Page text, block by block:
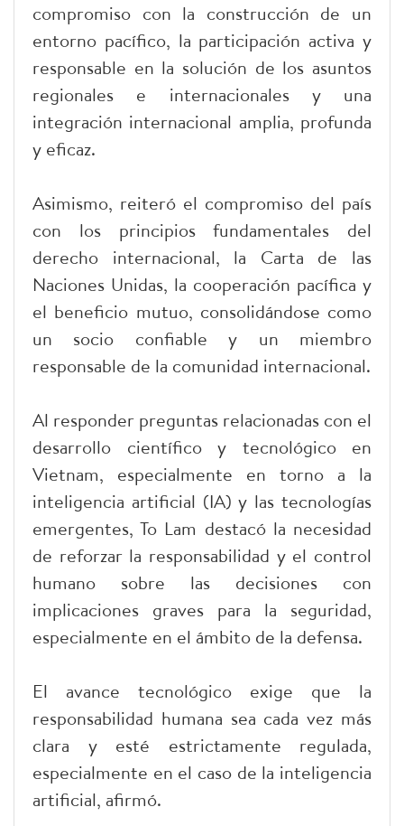
compromiso con la construcción de un
entorno pacífico, la participación activa y
responsable en la solución de los asuntos
regionales e internacionales y una
integración internacional amplia, profunda
y eficaz.
Asimismo, reiteró el compromiso del país
con los principios fundamentales del
derecho internacional, la Carta de las
Naciones Unidas, la cooperación pacífica y
el beneficio mutuo, consolidándose como
un socio confiable y un miembro
responsable de la comunidad internacional.
Al responder preguntas relacionadas con el
desarrollo científico y tecnológico en
Vietnam, especialmente en torno a la
inteligencia artificial (IA) y las tecnologías
emergentes, To Lam destacó la necesidad
de reforzar la responsabilidad y el control
humano sobre las decisiones con
implicaciones graves para la seguridad,
especialmente en el ámbito de la defensa.
El avance tecnológico exige que la
responsabilidad humana sea cada vez más
clara y esté estrictamente regulada,
especialmente en el caso de la inteligencia
artificial, afirmó.